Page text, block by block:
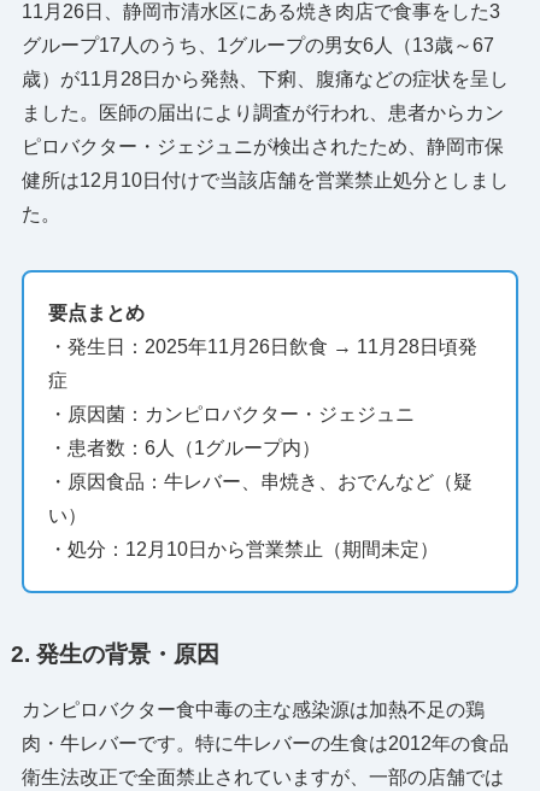
11月26日、静岡市清水区にある焼き肉店で食事をした3
グループ17人のうち、1グループの男女6人（13歳～67
歳）が11月28日から発熱、下痢、腹痛などの症状を呈し
ました。医師の届出により調査が行われ、患者からカン
ピロバクター・ジェジュニが検出されたため、静岡市保
健所は12月10日付けで当該店舗を営業禁止処分としまし
た。
要点まとめ
・発生日：2025年11月26日飲食 → 11月28日頃発
症
・原因菌：カンピロバクター・ジェジュニ
・患者数：6人（1グループ内）
・原因食品：牛レバー、串焼き、おでんなど（疑
い）
・処分：12月10日から営業禁止（期間未定）
2. 発生の背景・原因
カンピロバクター食中毒の主な感染源は加熱不足の鶏
肉・牛レバーです。特に牛レバーの生食は2012年の食品
衛生法改正で全面禁止されていますが、一部の店舗では